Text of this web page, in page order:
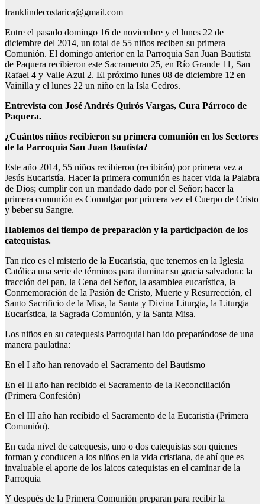
franklindecostarica@gmail.com
Entre el pasado domingo 16 de noviembre y el lunes 22 de
diciembre del 2014, un total de 55 niños reciben su primera
Comunión. El domingo anterior en la Parroquia San Juan Bautista
de Paquera recibieron este Sacramento 25, en Río Grande 11, San
Rafael 4 y Valle Azul 2. El próximo lunes 08 de diciembre 12 en
Vainilla y el lunes 22 un niño en la Isla Cedros.
Entrevista con José Andrés Quirós Vargas, Cura Párroco de
Paquera.
¿Cuántos niños recibieron su primera comunión en los Sectores
de la Parroquia San Juan Bautista?
Este año 2014, 55 niños recibieron (recibirán) por primera vez a
Jesús Eucaristía. Hacer la primera comunión es hacer vida la Palabra
de Dios; cumplir con un mandado dado por el Señor; hacer la
primera comunión es Comulgar por primera vez el Cuerpo de Cristo
y beber su Sangre.
Hablemos del tiempo de preparación y la participación de los
catequistas.
Tan rico es el misterio de la Eucaristía, que tenemos en la Iglesia
Católica una serie de términos para iluminar su gracia salvadora: la
fracción del pan, la Cena del Señor, la asamblea eucarística, la
Conmemoración de la Pasión de Cristo, Muerte y Resurrección, el
Santo Sacrificio de la Misa, la Santa y Divina Liturgia, la Liturgia
Eucarística, la Sagrada Comunión, y la Santa Misa.
Los niños en su catequesis Parroquial han ido preparándose de una
manera paulatina:
En el I año han renovado el Sacramento del Bautismo
En el II año han recibido el Sacramento de la Reconciliación
(Primera Confesión)
En el III año han recibido el Sacramento de la Eucaristía (Primera
Comunión).
En cada nivel de catequesis, uno o dos catequistas son quienes
forman y conducen a los niños en la vida cristiana, de ahí que es
invaluable el aporte de los laicos catequistas en el caminar de la
Parroquia
Y después de la Primera Comunión preparan para recibir la